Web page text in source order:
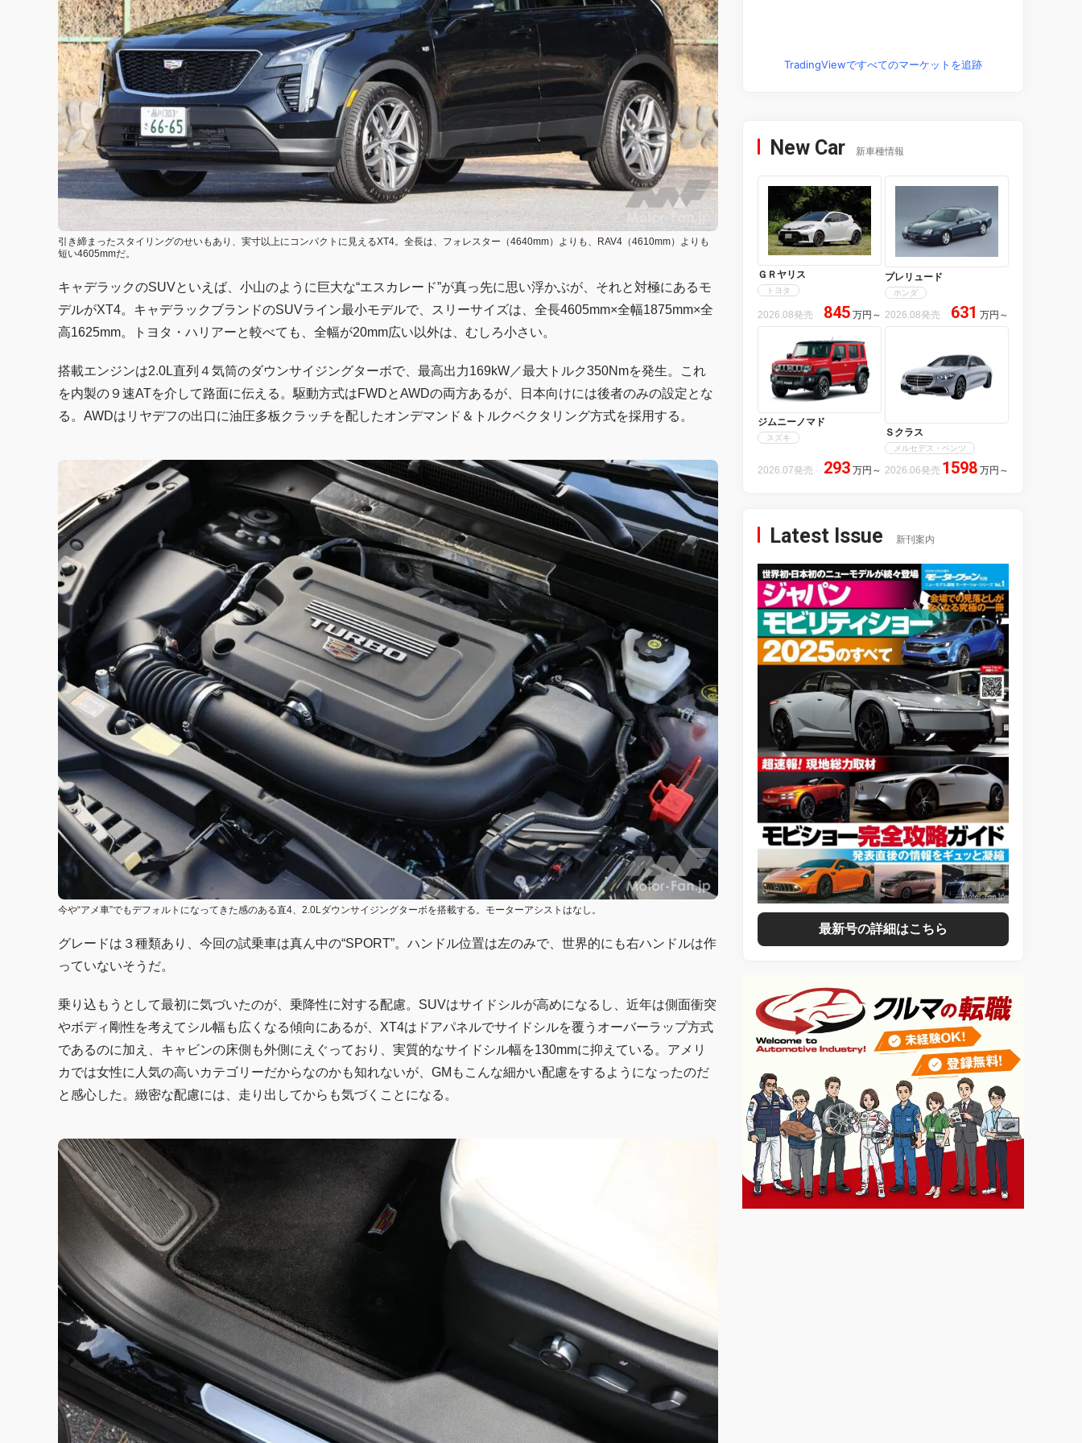
引き締まったスタイリングのせいもあり、実寸以上にコンパクトに見えるXT4。全長は、フォレスター（4640mm）よりも、RAV4（4610mm）よりも
短い4605mmだ。
キャデラックのSUVといえば、小山のように巨大な“エスカレード”が真っ先に思い浮かぶが、それと対極にあるモ
デルがXT4。キャデラックブランドのSUVライン最小モデルで、スリーサイズは、全長4605mm×全幅1875mm×全
高1625mm。トヨタ・ハリアーと較べても、全幅が20mm広い以外は、むしろ小さい。
搭載エンジンは2.0L直列４気筒のダウンサイジングターボで、最高出力169kW／最大トルク350Nmを発生。これ
を内製の９速ATを介して路面に伝える。駆動方式はFWDとAWDの両方あるが、日本向けには後者のみの設定とな
る。AWDはリヤデフの出口に油圧多板クラッチを配したオンデマンド＆トルクベクタリング方式を採用する。
今や“アメ車”でもデフォルトになってきた感のある直4、2.0Lダウンサイジングターボを搭載する。モーターアシストはなし。
グレードは３種類あり、今回の試乗車は真ん中の“SPORT”。ハンドル位置は左のみで、世界的にも右ハンドルは作
っていないそうだ。
乗り込もうとして最初に気づいたのが、乗降性に対する配慮。SUVはサイドシルが高めになるし、近年は側面衝突
やボディ剛性を考えてシル幅も広くなる傾向にあるが、XT4はドアパネルでサイドシルを覆うオーバーラップ方式
であるのに加え、キャビンの床側も外側にえぐっており、実質的なサイドシル幅を130mmに抑えている。アメリ
カでは女性に人気の高いカテゴリーだからなのかも知れないが、GMもこんな細かい配慮をするようになったのだ
と感心した。緻密な配慮には、走り出してからも気づくことになる。
TradingViewですべてのマーケットを追跡
New Car 新車種情報
ＧＲヤリス
トヨタ
2026.08発売 845 万円 ～
プレリュード
ホンダ
2026.08発売 631 万円 ～
ジムニーノマド
スズキ
2026.07発売 293 万円 ～
Ｓクラス
メルセデス・ベンツ
2026.06発売 1598 万円 ～
Latest Issue 新刊案内
最新号の詳細はこちら